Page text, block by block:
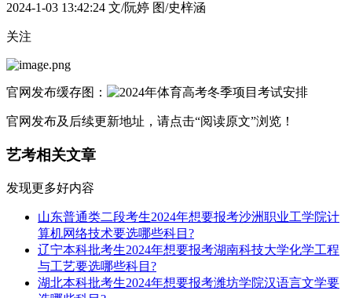
2024-1-03 13:42:24 文/阮婷 图/史梓涵
关注
官网发布缓存图：
官网发布及后续更新地址，请点击“阅读原文”浏览！
艺考相关文章
发现更多好内容
山东普通类二段考生2024年想要报考沙洲职业工学院计
算机网络技术要选哪些科目?
辽宁本科批考生2024年想要报考湖南科技大学化学工程
与工艺要选哪些科目?
湖北本科批考生2024年想要报考潍坊学院汉语言文学要